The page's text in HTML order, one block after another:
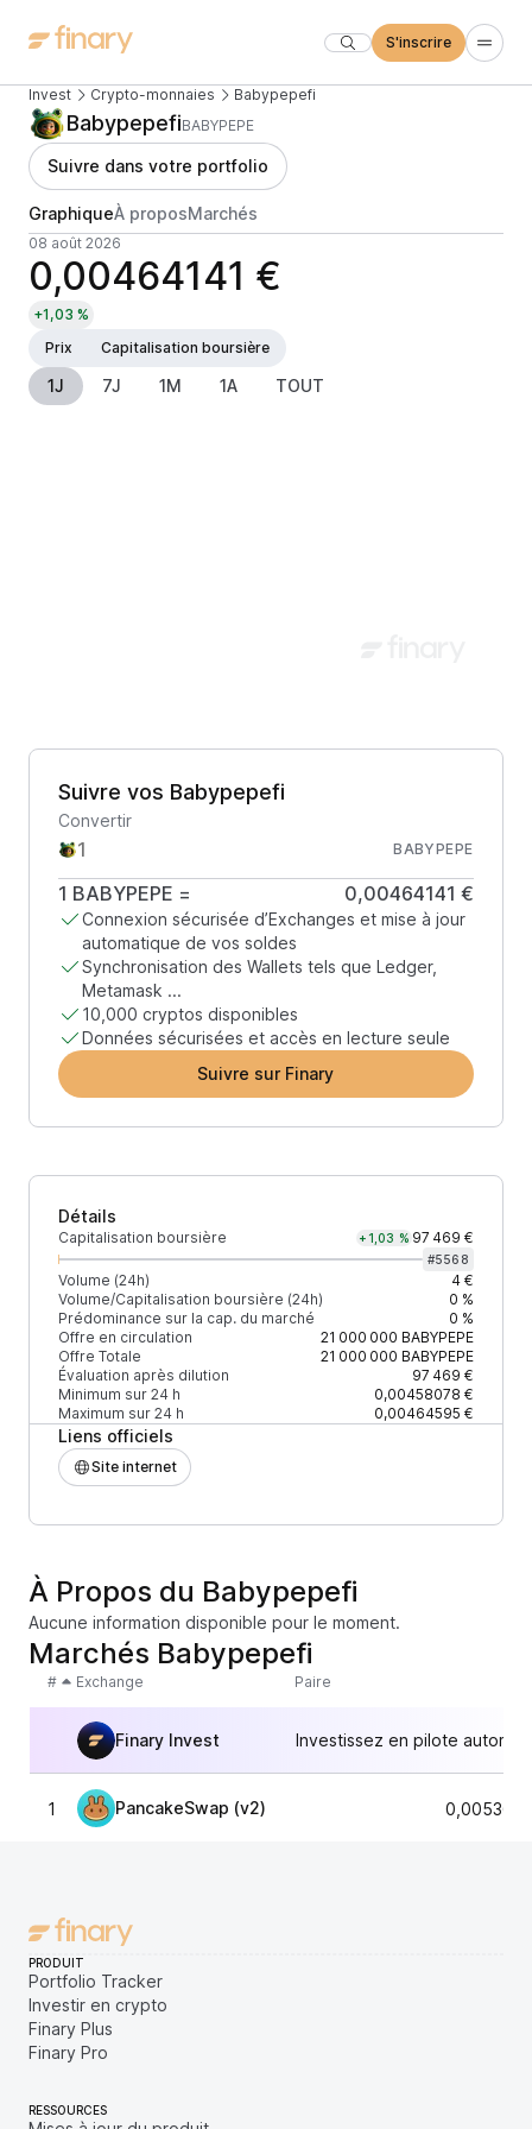
S'inscrire
Invest Crypto-monnaies Babypepefi
BabypepefiBABYPEPE
Suivre dans votre portfolio
GraphiqueÀ proposMarchés
08 août 2026
0,00464141 €
+1,03 %
Prix
Capitalisation boursière
1J 7J 1M 1A TOUT
Suivre vos Babypepefi
Convertir
BABYPEPE
1 BABYPEPE = 0,00464141 €
Connexion sécurisée d’Exchanges et mise à jour
automatique de vos soldes
Synchronisation des Wallets tels que Ledger,
Metamask ...
10,000 cryptos disponibles
Données sécurisées et accès en lecture seule
Suivre sur Finary
Détails
Capitalisation boursière +1,03 % 97 469 €
#5568
Volume (24h)
4 €
Volume/Capitalisation boursière (24h)
0 %
Prédominance sur la cap. du marché
0 %
Offre en circulation
21 000 000 BABYPEPE
Offre Totale
21 000 000 BABYPEPE
Évaluation après dilution
97 469 €
Minimum sur 24 h
0,00458078 €
Maximum sur 24 h
0,00464595 €
Liens officiels
Site internet
À Propos du Babypepefi
Aucune information disponible pour le moment.
Marchés Babypepefi
# Exchange Paire
Finary Invest Investissez en pilote
1 PancakeSwap (v2)
PRODUIT
Portfolio Tracker
Investir en crypto
Finary Plus
Finary Pro
RESSOURCES